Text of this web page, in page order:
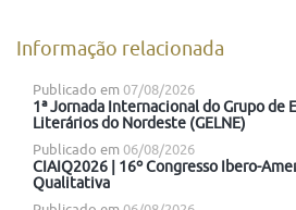
Informação relacionada
Publicado em 07/08/2026
1ª Jornada Internacional do Grupo de
Literários do Nordeste (GELNE)
Publicado em 06/08/2026
CIAIQ2026 | 16º Congresso Ibero-
Qualitativa